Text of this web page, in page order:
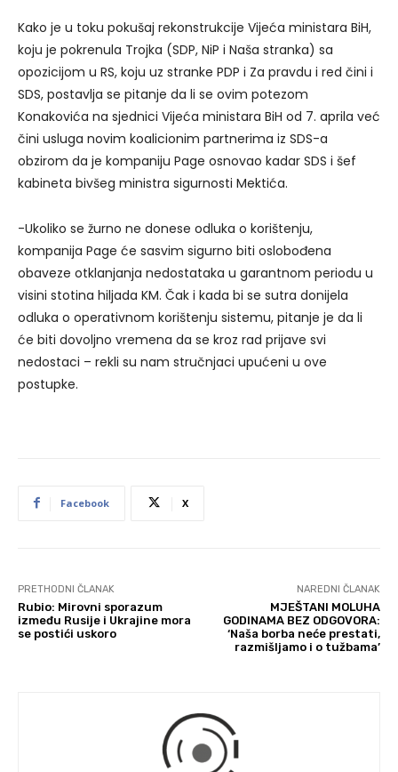
Kako je u toku pokušaj rekonstrukcije Vijeća ministara BiH,
koju je pokrenula Trojka (SDP, NiP i Naša stranka) sa
opozicijom u RS, koju uz stranke PDP i Za pravdu i red čini i
SDS, postavlja se pitanje da li se ovim potezom
Konakovića na sjednici Vijeća ministara BiH od 7. aprila već
čini usluga novim koalicionim partnerima iz SDS-a
obzirom da je kompaniju Page osnovao kadar SDS i šef
kabineta bivšeg ministra sigurnosti Mektića.
-Ukoliko se žurno ne donese odluka o korištenju,
kompanija Page će sasvim sigurno biti oslobođena
obaveze otklanjanja nedostataka u garantnom periodu u
visini stotina hiljada KM. Čak i kada bi se sutra donijela
odluka o operativnom korištenju sistemu, pitanje je da li
će biti dovoljno vremena da se kroz rad prijave svi
nedostaci – rekli su nam stručnjaci upućeni u ove
postupke.
Facebook X
PRETHODNI ČLANAK
Rubio: Mirovni sporazum
između Rusije i Ukrajine mora
se postići uskoro
NAREDNI ČLANAK
MJEŠTANI MOLUHA
GODINAMA BEZ ODGOVORA:
‘Naša borba neće prestati,
razmišljamo i o tužbama’